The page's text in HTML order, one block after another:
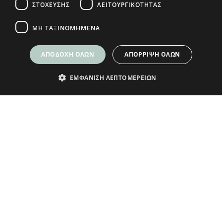
Τρόποι Αποστολής
Τρόποι Πληρωμής
© Plikas Home 2026
ΣΤΌΧΕΥΣΗΣ ΛΕΙΤΟΥΡΓΙΚΌΤΗΤΑΣ
ΜΗ ΤΑΞΙΝΟΜΗΜΈΝΑ
ΑΠΟΔΟΧΉ ΌΛΩΝ ΑΠΌΡΡΙΨΗ ΌΛΩΝ
ΕΜΦΆΝΙΣΗ ΛΕΠΤΟΜΕΡΕΙΏΝ